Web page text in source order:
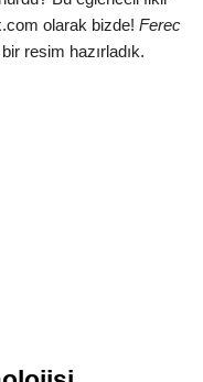
olarak bizde!Ferec
resim hazırladık.